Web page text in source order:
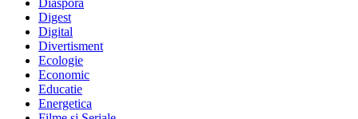
Diaspora
Digest
Digital
Divertisment
Ecologie
Economic
Educatie
Energetica